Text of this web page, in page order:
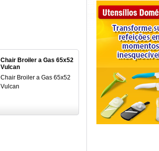
Chair Broiler a Gas 65x52
Vulcan
Chair Broiler a Gas 65x52
Vulcan